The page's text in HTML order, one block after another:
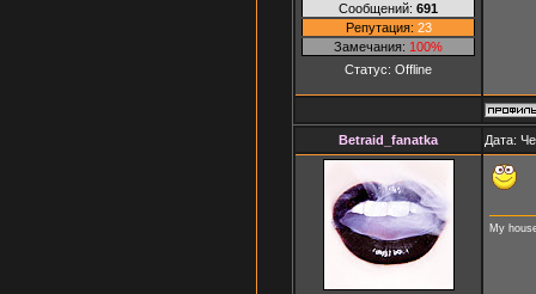
Сообщений: 691
Репутация: 23
Замечания: 100%
Статус: Offline
Betraid_fanatka Дата:
My